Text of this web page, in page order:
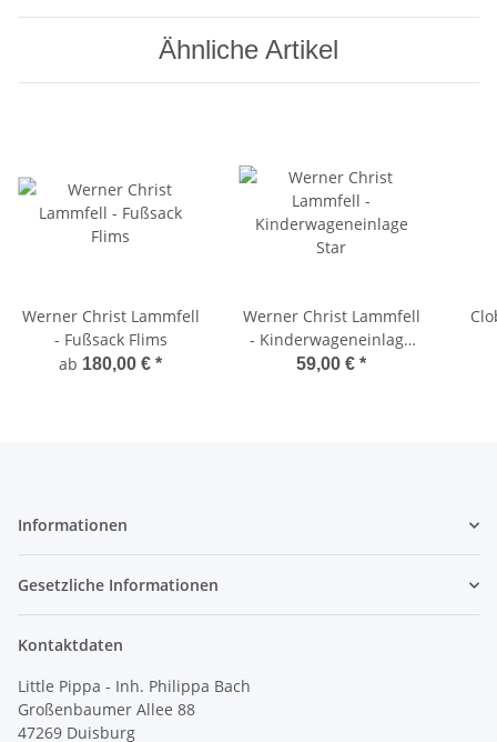
Ähnliche Artikel
Werner Christ Lammfell
- Fußsack Flims
ab 180,00 € *
Werner Christ Lammfell
- Kinderwageneinlage
Star
59,00 € *
Informationen
Gesetzliche Informationen
Kontaktdaten
Little Pippa - Inh. Philippa Bach
Großenbaumer Allee 88
47269 Duisburg